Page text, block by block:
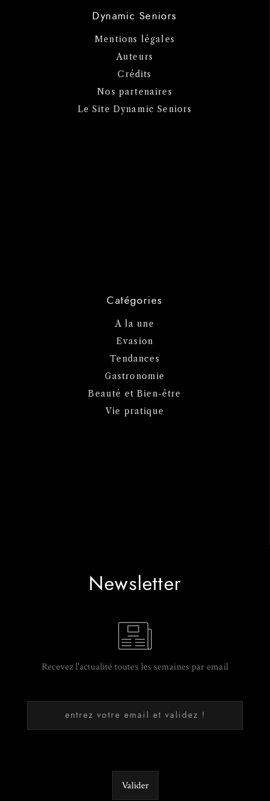
Dynamic Seniors
Mentions légales
Auteurs
Crédits
Nos partenaires
Le Site Dynamic Seniors
Catégories
A la une
Evasion
Tendances
Gastronomie
Beauté et Bien-être
Vie pratique
Newsletter
Recevez l'actualité toutes les semaines par email